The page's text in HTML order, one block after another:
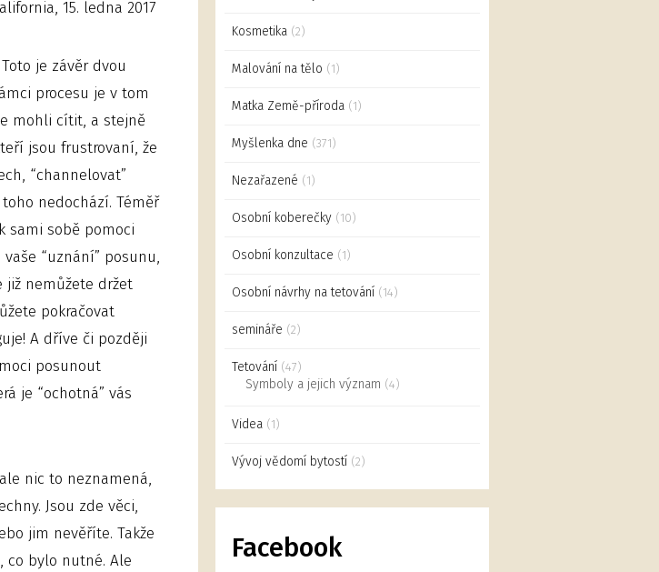
15. ledna 2017
je závěr dvou
procesu je v tom
mohli cítit, a stejně
jsou frustrovaní, že
“channelovat”
nedochází. Téměř
sami sobě pomoci
“uznání” posunu,
již nemůžete držet
pokračovat
A dříve či později
posunout
je “ochotná” vás
nic to neznamená,
Jsou zde věci,
jim nevěříte. Takže
co bylo nutné. Ale
Kosmetika (2)
Malování na tělo (1)
Matka Země-příroda (1)
Myšlenka dne (371)
Nezařazené (1)
Osobní koberečky (10)
Osobní konzultace (1)
Osobní návrhy na tetování (14)
semináře (2)
Tetování (47)
Symboly a jejich význam (4)
Videa (1)
Vývoj vědomí bytostí (2)
Facebook